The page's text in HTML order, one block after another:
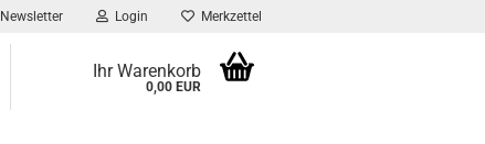
Newsletter Login Merkzettel
Ihr Warenkorb
0,00 EUR